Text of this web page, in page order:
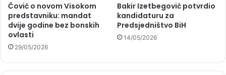
Čović o novom Visokom
predstavniku: mandat
dvije godine bez bonskih
ovlasti
29/05/2026
Bakir Izetbegović potvrdio
kandidaturu za
Predsjedništvo BiH
14/05/2026